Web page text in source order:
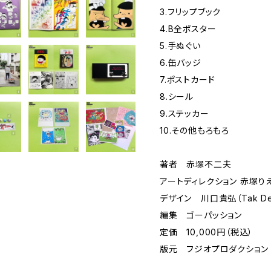
3.フリップブック
4.B全ポスター
5.手ぬぐい
6.缶バッジ
7.ポストカード
8.シール
9.ステッカー
10.その他もろもろ
著者 赤塚不二夫
アートディレクション 赤塚り
デザイン 川口貴弘（Tak
編集 ゴーパッション
定価 10,000円（税込）
版元 フジオプロダクション